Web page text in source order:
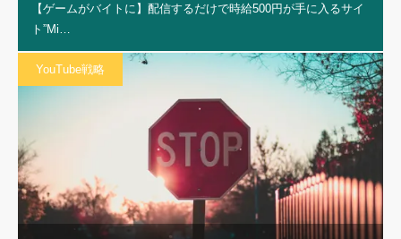
【ゲームがバイトに】配信するだけで時給500円が手に入るサイ
ト”Mi…
YouTube戦略